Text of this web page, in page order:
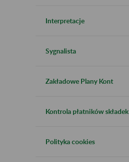
Interpretacje
Sygnalista
Zakładowe Plany Kont
Kontrola płatników składek
Polityka cookies